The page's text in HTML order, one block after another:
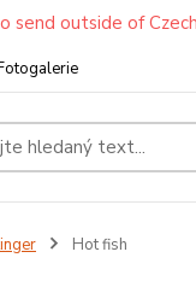
send outside of
Hot fish